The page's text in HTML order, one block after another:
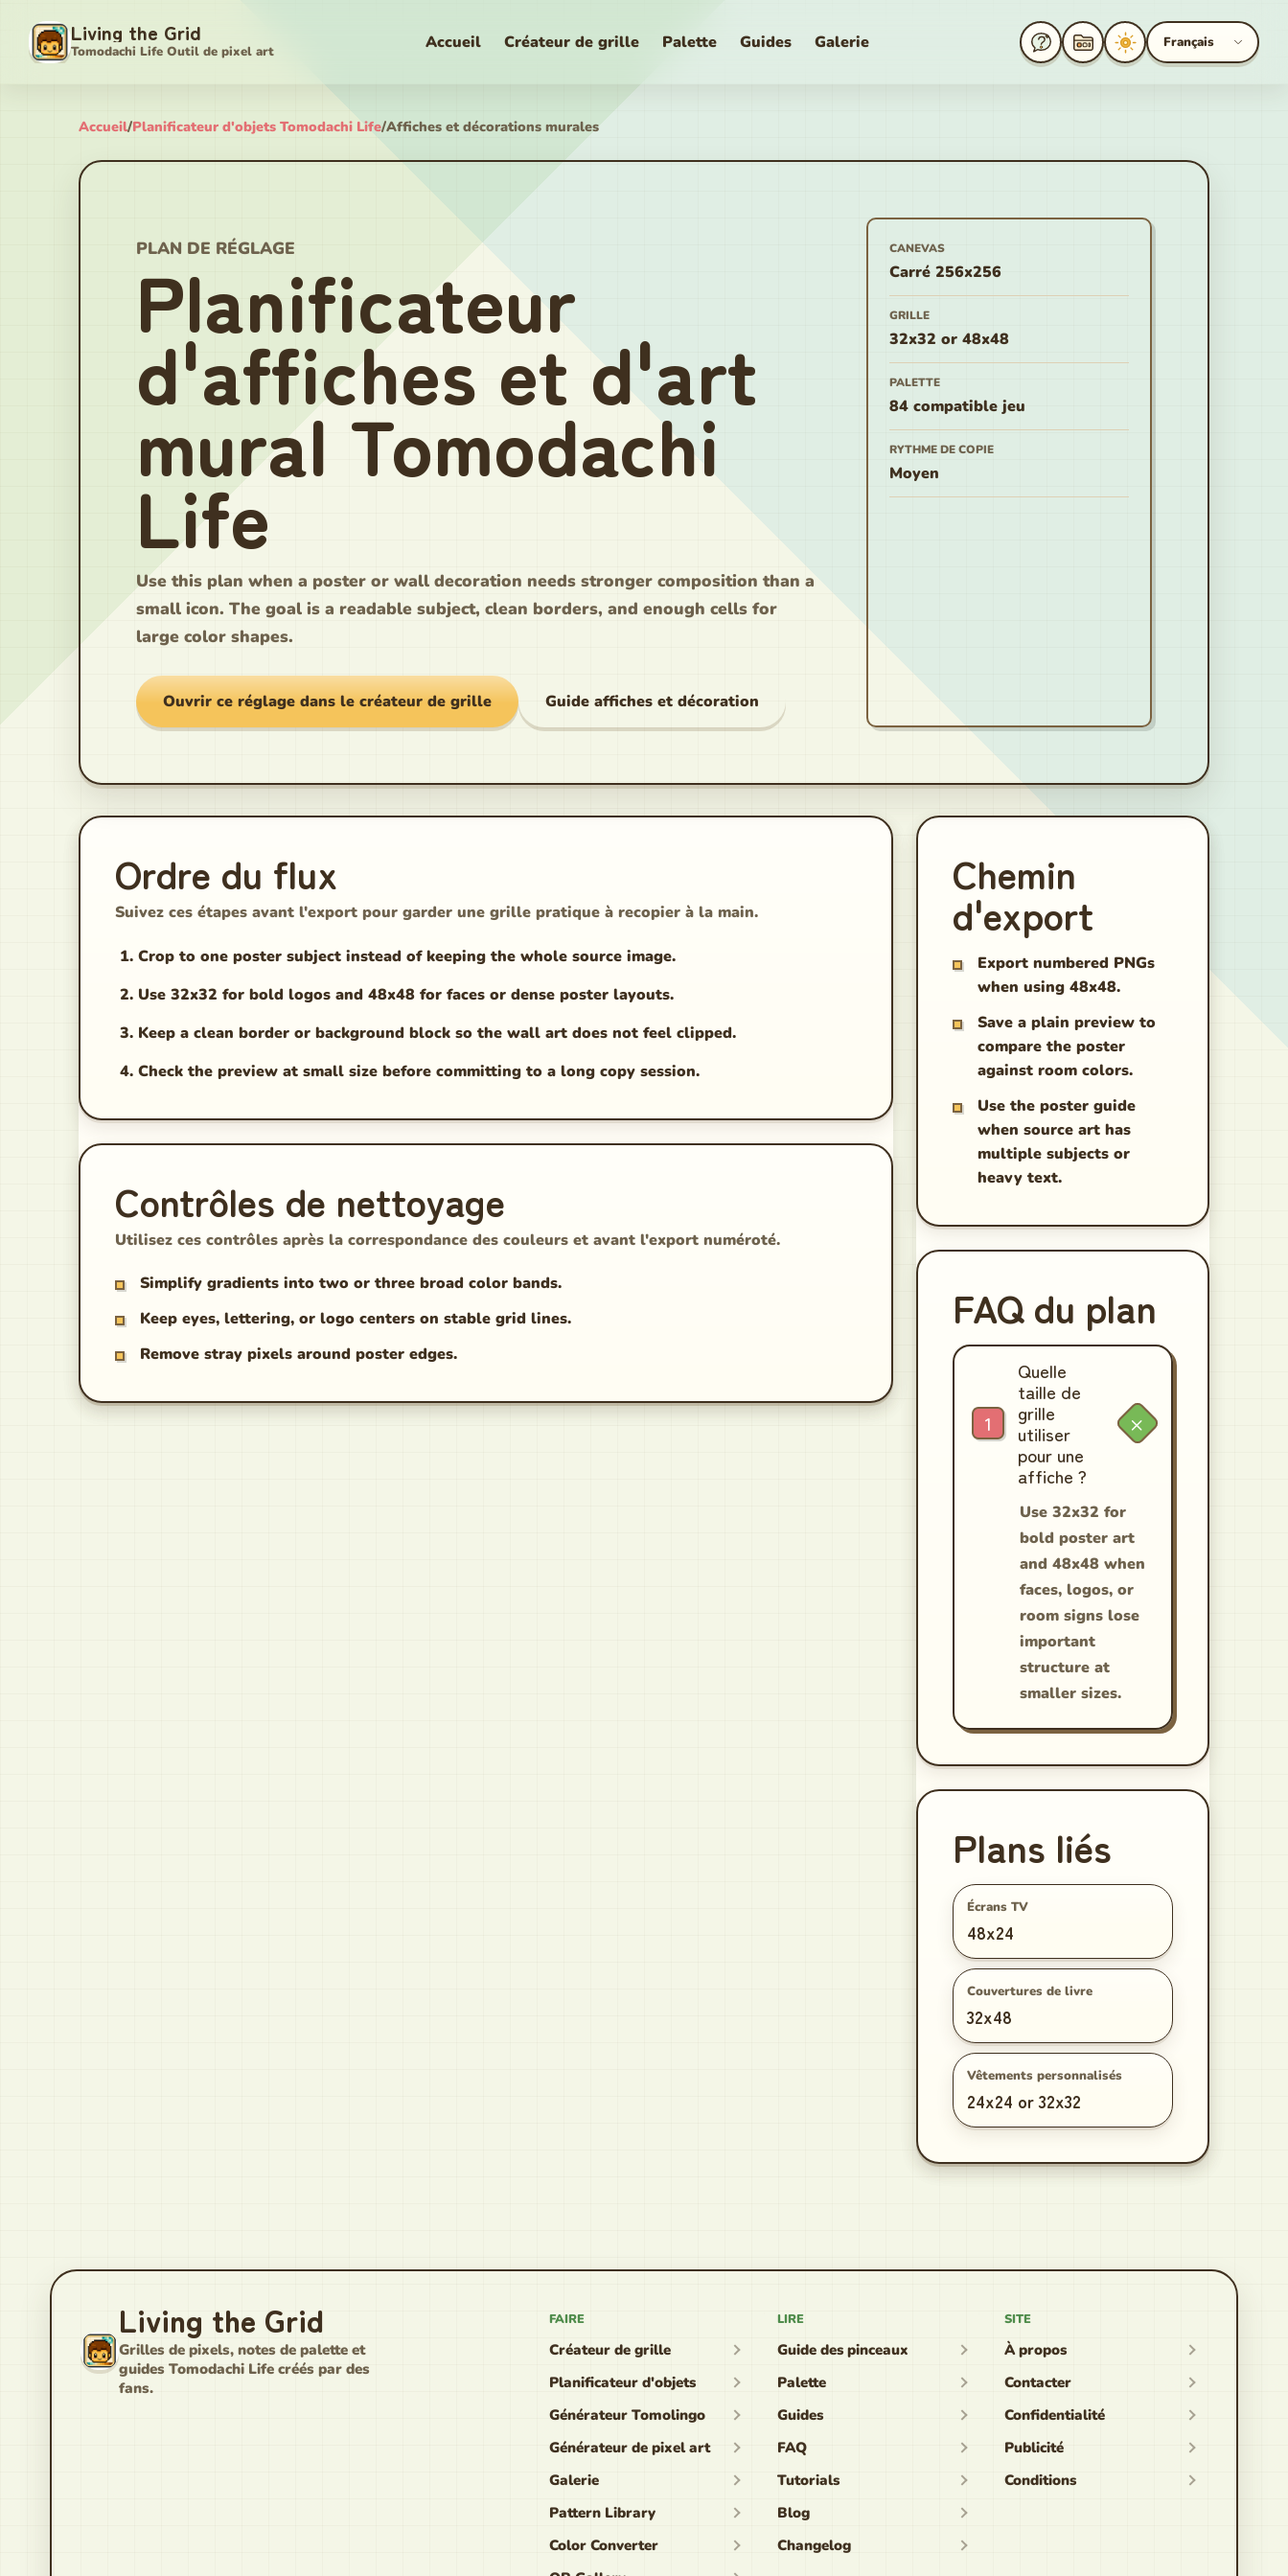
Living the Grid
Tomodachi Life Outil de pixel art Accueil Créateur de grille Palette Guides Galerie Français
Accueil/Planificateur d'objets Tomodachi Life/Affiches et décorations murales
PLAN DE RÉGLAGE
Planificateur
d'affiches et d'art
mural Tomodachi
Life
Use this plan when a poster or wall decoration needs stronger composition than a
small icon. The goal is a readable subject, clean borders, and enough cells for
large color shapes.
Ouvrir ce réglage dans le créateur de grille Guide affiches et décoration
CANEVAS
Carré 256x256
GRILLE
32x32 or 48x48
PALETTE
84 compatible jeu
RYTHME DE COPIE
Moyen
Ordre du flux
Suivez ces étapes avant l'export pour garder une grille pratique à recopier à la main.
Crop to one poster subject instead of keeping the whole source image.
Use 32x32 for bold logos and 48x48 for faces or dense poster layouts.
Keep a clean border or background block so the wall art does not feel clipped.
Check the preview at small size before committing to a long copy session.
Contrôles de nettoyage
Utilisez ces contrôles après la correspondance des couleurs et avant l'export numéroté.
Simplify gradients into two or three broad color bands.
Keep eyes, lettering, or logo centers on stable grid lines.
Remove stray pixels around poster edges.
Chemin
d'export
Export numbered PNGs
when using 48x48.
Save a plain preview to
compare the poster
against room colors.
Use the poster guide
when source art has
multiple subjects or
heavy text.
FAQ du plan
Quelle
taille de
grille
utiliser
pour une
affiche ?
Use 32x32 for
bold poster art
and 48x48 when
faces, logos, or
room signs lose
important
structure at
smaller sizes.
Plans liés
Écrans TV
48x24
Couvertures de livre
32x48
Vêtements personnalisés
24x24 or 32x32
Living the Grid
Grilles de pixels, notes de palette et
guides Tomodachi Life créés par des
fans.
FAIRE
Créateur de grille
Planificateur d'objets
Générateur Tomolingo
Générateur de pixel art
Galerie
Pattern Library
Color Converter
LIRE
Guide des pinceaux
Palette
Guides
FAQ
Tutorials
Blog
Changelog
SITE
À propos
Contacter
Confidentialité
Publicité
Conditions